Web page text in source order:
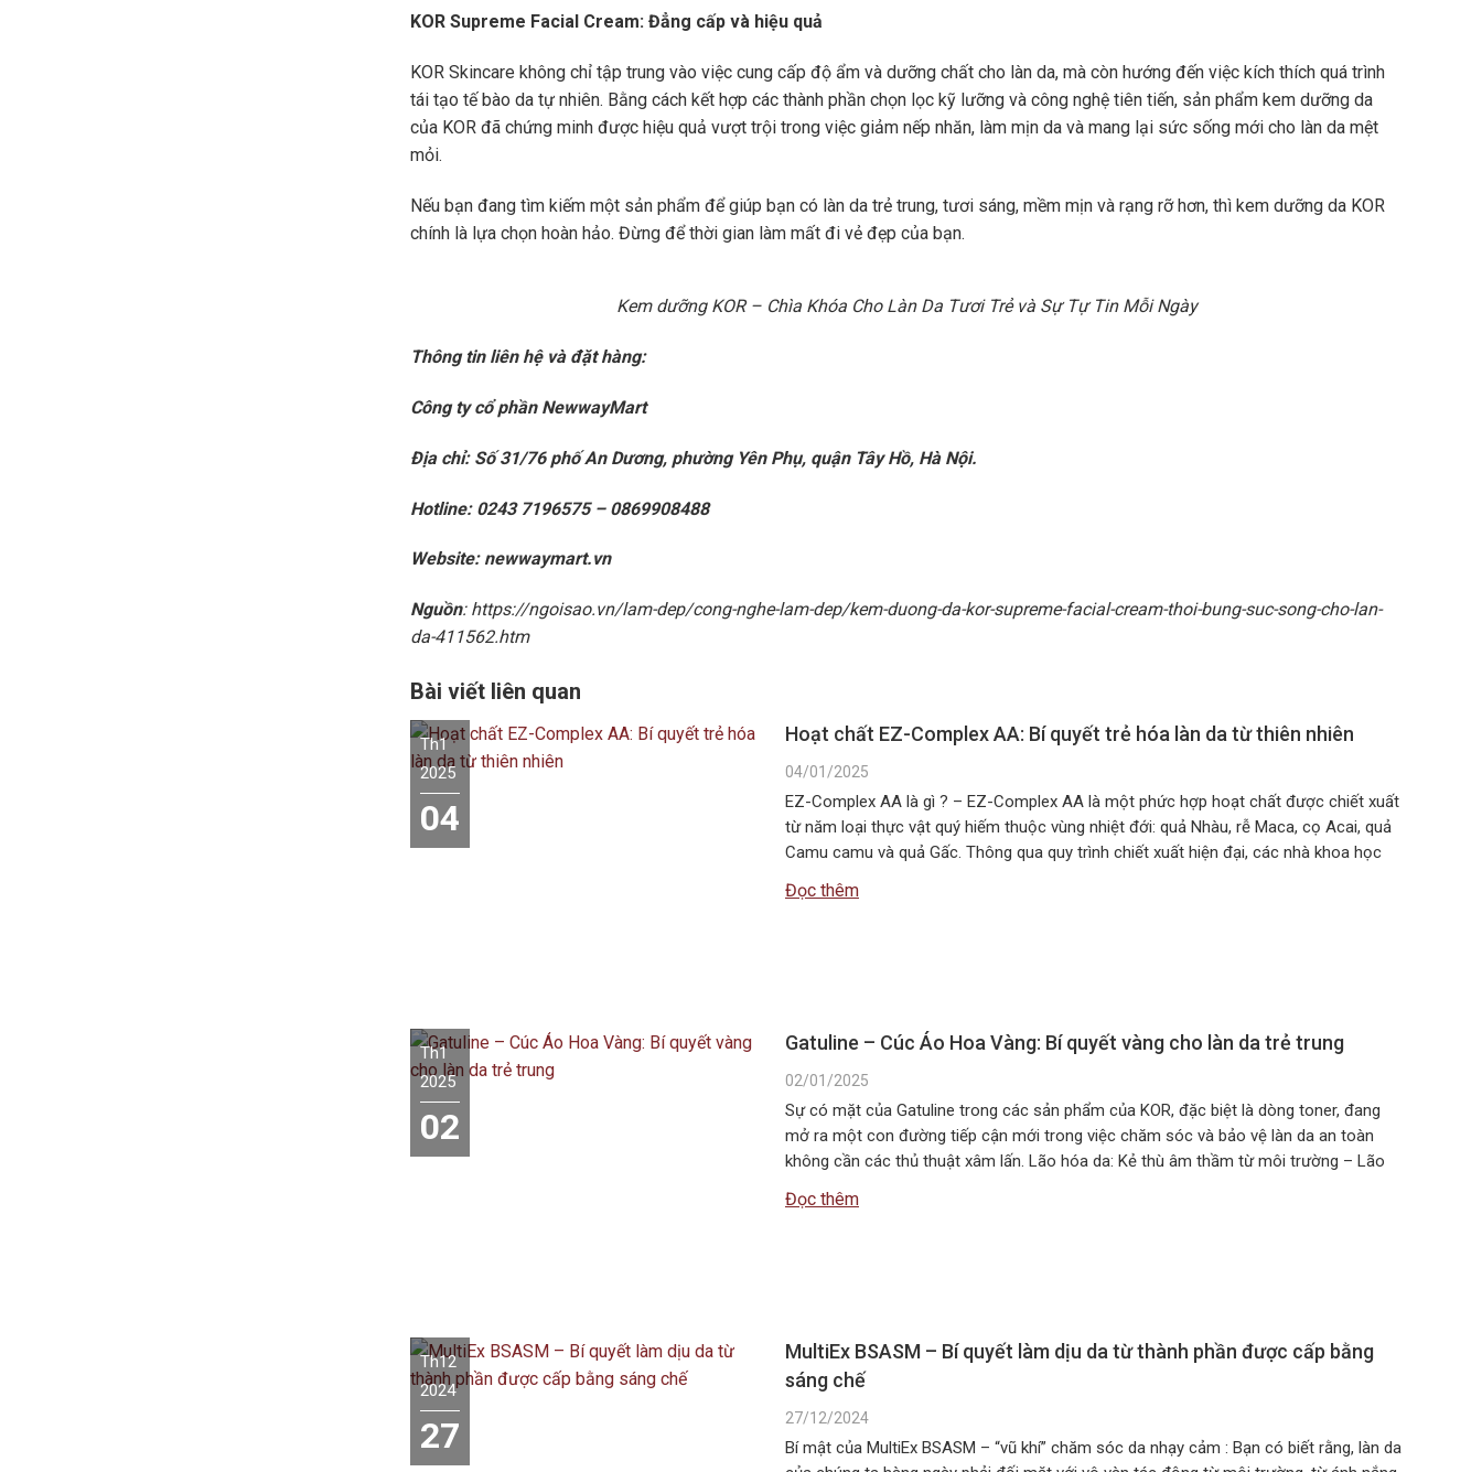
KOR Supreme Facial Cream: Đẳng cấp và hiệu quả
KOR Skincare không chỉ tập trung vào việc cung cấp độ ẩm và dưỡng chất cho làn da, mà còn hướng đến việc kích thích quá trình
tái tạo tế bào da tự nhiên. Bằng cách kết hợp các thành phần chọn lọc kỹ lưỡng và công nghệ tiên tiến, sản phẩm kem dưỡng da
của KOR đã chứng minh được hiệu quả vượt trội trong việc giảm nếp nhăn, làm mịn da và mang lại sức sống mới cho làn da mệt
mỏi.
Nếu bạn đang tìm kiếm một sản phẩm để giúp bạn có làn da trẻ trung, tươi sáng, mềm mịn và rạng rỡ hơn, thì kem dưỡng da KOR
chính là lựa chọn hoàn hảo. Đừng để thời gian làm mất đi vẻ đẹp của bạn.
Kem dưỡng KOR – Chìa Khóa Cho Làn Da Tươi Trẻ và Sự Tự Tin Mỗi Ngày
Thông tin liên hệ và đặt hàng:
Công ty cổ phần NewwayMart
Địa chỉ: Số 31/76 phố An Dương, phường Yên Phụ, quận Tây Hồ, Hà Nội.
Hotline: 0243 7196575 – 0869908488
Website: newwaymart.vn
Nguồn: https://ngoisao.vn/lam-dep/cong-nghe-lam-dep/kem-duong-da-kor-supreme-facial-cream-thoi-bung-suc-song-cho-lan-
da-411562.htm
Bài viết liên quan
Th1
2025
04
Hoạt chất EZ-Complex AA: Bí quyết trẻ hóa làn da từ thiên nhiên
04/01/2025
EZ-Complex AA là gì ? – EZ-Complex AA là một phức hợp hoạt chất được chiết xuất
từ năm loại thực vật quý hiếm thuộc vùng nhiệt đới: quả Nhàu, rễ Maca, cọ Acai, quả
Camu camu và quả Gấc. Thông qua quy trình chiết xuất hiện đại, các nhà khoa học
Đọc thêm
Th1
2025
02
Gatuline – Cúc Áo Hoa Vàng: Bí quyết vàng cho làn da trẻ trung
02/01/2025
Sự có mặt của Gatuline trong các sản phẩm của KOR, đặc biệt là dòng toner, đang
mở ra một con đường tiếp cận mới trong việc chăm sóc và bảo vệ làn da an toàn
không cần các thủ thuật xâm lấn. Lão hóa da: Kẻ thù âm thầm từ môi trường – Lão
Đọc thêm
Th12
2024
27
MultiEx BSASM – Bí quyết làm dịu da từ thành phần được cấp bằng
sáng chế
27/12/2024
Bí mật của MultiEx BSASM – “vũ khí” chăm sóc da nhạy cảm : Bạn có biết rằng, làn da